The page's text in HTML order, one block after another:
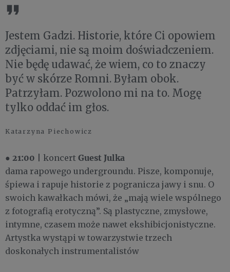
Jestem Gadzi. Historie, które Ci opowiem
zdjęciami, nie są moim doświadczeniem.
Nie będę udawać, że wiem, co to znaczy
być w skórze Romni. Byłam obok.
Patrzyłam. Pozwolono mi na to. Mogę
tylko oddać im głos.
Katarzyna Piechowicz
● 21:00 | koncert Guest Julka
dama rapowego undergroundu. Pisze, komponuje,
śpiewa i rapuje historie z pogranicza jawy i snu. O
swoich kawałkach mówi, że „mają wiele wspólnego
z fotografią erotyczną”. Są plastyczne, zmysłowe,
intymne, czasem może nawet ekshibicjonistyczne.
Artystka wystąpi w towarzystwie trzech
doskonałych instrumentalistów